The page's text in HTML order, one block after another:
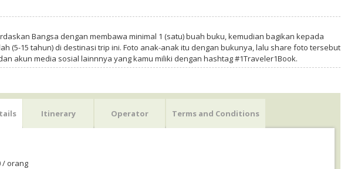
Bangsa dengan membawa minimal 1 (satu) buah buku, kemudian bagikan kepada
(5-15 tahun) di destinasi trip ini. Foto anak-anak itu dengan bukunya, lalu share foto tersebut
akun media sosial lainnnya yang kamu miliki dengan hashtag #1Traveler1Book.
Itinerary Operator Terms and Conditions
/ orang